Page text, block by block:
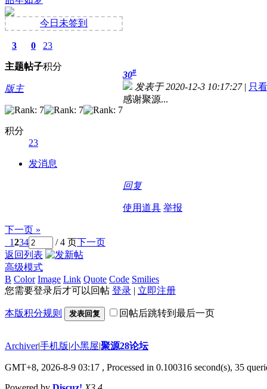
今日未签到
3
主题
0
帖子
23
积分
版主
积分
23
发消息
30#
发表于 2020-12-3 10:17:27 | 只
感谢聚源...
回复
使用道具 举报
下一页 »
1234 / 4 页下一页
返回列表
高级模式
B Color Image Link Quote Code Smilies
您需要登录后才可以回帖 登录 | 立即注册
本版积分规则 发表回复 回帖后跳转到最后一页
Archiver|手机版|小黑屋|聚源28论坛
GMT+8, 2026-8-9 03:17 , Processed in 0.100316 second(s), 35